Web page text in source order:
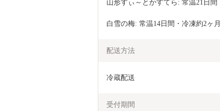
山形すぃ～とかすてら: 常温21日間
白雪の梅: 常温14日間・冷凍約2ヶ月
配送方法
冷蔵配送
受付期間